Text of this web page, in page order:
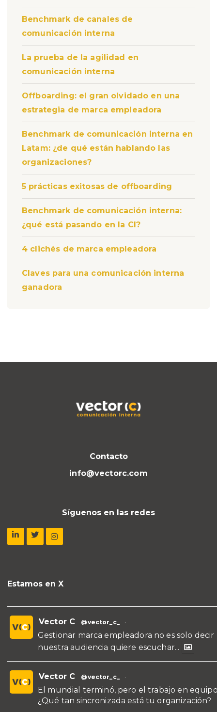
Benchmark de canales de
comunicación interna
La prueba de la agilidad en
comunicación interna
Offboarding: el gran olvidado en una
estrategia de marca empleadora
Benchmark de comunicación interna en
Latam: ¿de qué están hablando las
organizaciones?
5 prácticas exitosas de offboarding
Benchmark de comunicación interna:
¿qué está pasando en la CI?
4 clichés de marca empleadora
Claves para una comunicación interna
ganadora
Contacto
info@vectorc.com
Síguenos en las redes
Estamos en X
Vector C @vector_c_ ·
Gestionar marca empleadora no es solo
nuestra audiencia quiere escuchar...
Vector C @vector_c_ ·
El mundial terminó, pero el trabajo en
¿Qué tan sincronizada está tu organización?